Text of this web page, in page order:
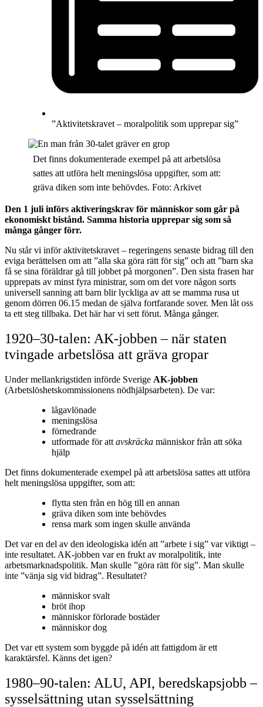
”Aktivitetskravet – moralpolitik som upprepar sig”
Det finns dokumenterade exempel på att arbetslösa
sattes att utföra helt meningslösa uppgifter, som att:
gräva diken som inte behövdes. Foto: Arkivet
Den 1 juli införs aktiveringskrav för människor som går på
ekonomiskt bistånd. Samma historia upprepar sig som så
många gånger förr.
Nu står vi inför aktivitetskravet – regeringens senaste bidrag till den
eviga berättelsen om att ”alla ska göra rätt för sig” och att ”barn ska
få se sina föräldrar gå till jobbet på morgonen”. Den sista frasen har
upprepats av minst fyra ministrar, som om det vore någon sorts
universell sanning att barn blir lyckliga av att se mamma rusa ut
genom dörren 06.15 medan de själva fortfarande sover. Men låt oss
ta ett steg tillbaka. Det här har vi sett förut. Många gånger.
1920–30‑talen: AK‑jobben – när staten
tvingade arbetslösa att gräva gropar
Under mellankrigstiden införde Sverige AK‑jobben
(Arbetslöshetskommissionens nödhjälpsarbeten). De var:
lågavlönade
meningslösa
förnedrande
utformade för att avskräcka människor från att söka
hjälp
Det finns dokumenterade exempel på att arbetslösa sattes att utföra
helt meningslösa uppgifter, som att:
flytta sten från en hög till en annan
gräva diken som inte behövdes
rensa mark som ingen skulle använda
Det var en del av den ideologiska idén att ”arbete i sig” var viktigt –
inte resultatet. AK-jobben var en frukt av moralpolitik, inte
arbetsmarknadspolitik. Man skulle ”göra rätt för sig”. Man skulle
inte ”vänja sig vid bidrag”. Resultatet?
människor svalt
bröt ihop
människor förlorade bostäder
människor dog
Det var ett system som byggde på idén att fattigdom är ett
karaktärsfel. Känns det igen?
1980–90‑talen: ALU, API, beredskapsjobb –
sysselsättning utan sysselsättning